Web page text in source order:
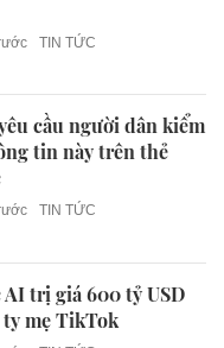
TIN TỨC
cầu người dân kiểm
tin này trên thẻ
TIN TỨC
AI trị giá 600 tỷ USD
ty mẹ TikTok